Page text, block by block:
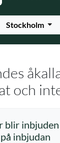
Stockholm
och
blir
inbjudan